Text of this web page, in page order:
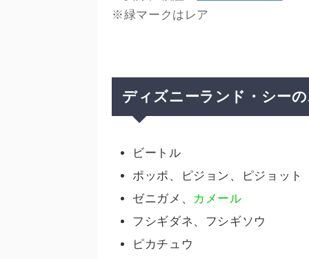
※緑マークはレア
ディズニーランド・シー
ビートル
ポッポ、ピジョン、ピジョット
ゼニガメ、 カメール
フシギダネ、フシギソウ
ピカチュウ